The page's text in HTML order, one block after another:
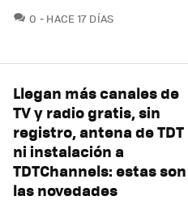
0 COMENTARIOS
HACE 17 DÍAS
Llegan más canales de
TV y radio gratis, sin
registro, antena de TDT
ni instalación a
TDTChannels: estas son
las novedades